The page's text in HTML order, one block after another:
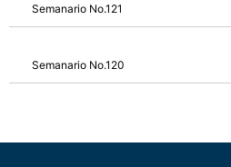
Semanario No.121
Semanario No.120